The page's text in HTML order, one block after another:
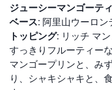
ジューシーマンゴーテ
ベース: 阿里山ウーロン
トッピング: リッチ マ
すっきりフルーティー
マンゴープリンと、み
り、シャキシャキと、